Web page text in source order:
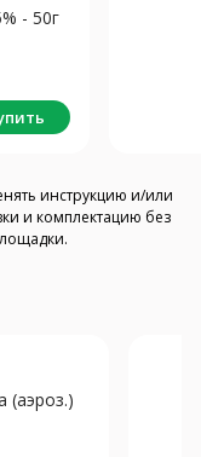
- 50г
инструкцию и/или
и комплектацию без
(аэроз.)